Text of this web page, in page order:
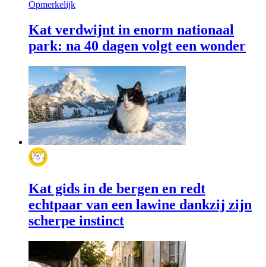
Opmerkelijk
Kat verdwijnt in enorm nationaal
park: na 40 dagen volgt een wonder
Kat gids in de bergen en redt
echtpaar van een lawine dankzij zijn
scherpe instinct